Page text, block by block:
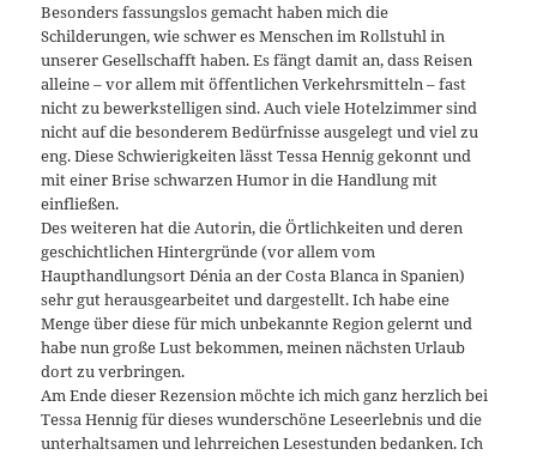
Besonders fassungslos gemacht haben mich die
Schilderungen, wie schwer es Menschen im Rollstuhl in
unserer Gesellschafft haben. Es fängt damit an, dass Reisen
alleine – vor allem mit öffentlichen Verkehrsmitteln – fast
nicht zu bewerkstelligen sind. Auch viele Hotelzimmer sind
nicht auf die besonderem Bedürfnisse ausgelegt und viel zu
eng. Diese Schwierigkeiten lässt Tessa Hennig gekonnt und
mit einer Brise schwarzen Humor in die Handlung mit
einfließen.
Des weiteren hat die Autorin, die Örtlichkeiten und deren
geschichtlichen Hintergründe (vor allem vom
Haupthandlungsort Dénia an der Costa Blanca in Spanien)
sehr gut herausgearbeitet und dargestellt. Ich habe eine
Menge über diese für mich unbekannte Region gelernt und
habe nun große Lust bekommen, meinen nächsten Urlaub
dort zu verbringen.
Am Ende dieser Rezension möchte ich mich ganz herzlich bei
Tessa Hennig für dieses wunderschöne Leseerlebnis und die
unterhaltsamen und lehrreichen Lesestunden bedanken. Ich